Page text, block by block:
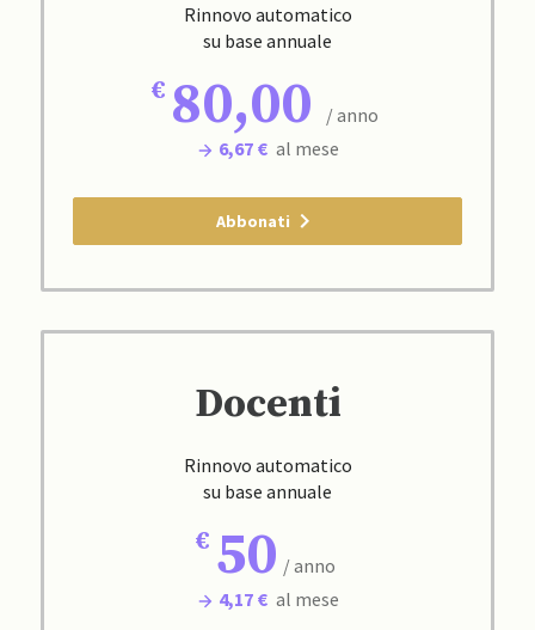
Rinnovo automatico
su base annuale
80,00
/ anno
6,67 € al mese
Abbonati
Docenti
Rinnovo automatico
su base annuale
50 / anno
4,17 € al mese